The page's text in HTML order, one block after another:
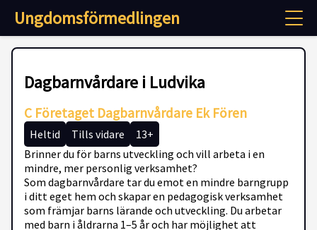
Ungdomsförmedlingen
Dagbarnvårdare i Ludvika
C Företaget Dagbarnvårdare Ek Fören
Heltid Tills vidare
13+
Brinner du för barns utveckling och vill arbeta i en
mindre, mer personlig verksamhet?
Som dagbarnvårdare tar du emot en mindre barngrupp
i ditt eget hem och skapar en pedagogisk verksamhet
som främjar barns lärande och utveckling. Du arbetar
med barn i åldrarna 1–5 år och har möjlighet att